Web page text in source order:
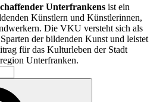
Unterfrankens ist ein
Künstlern und Künstlerinnen,
Die VKU versteht sich als
der bildenden Kunst und leistet
für das Kulturleben der Stadt
Unterfranken.